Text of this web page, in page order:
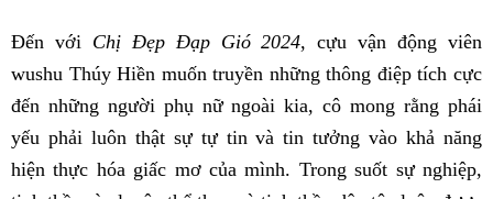
Đến với Chị Đẹp Đạp Gió 2024, cựu vận động viên
wushu Thúy Hiền muốn truyền những thông điệp tích cực
đến những người phụ nữ ngoài kia, cô mong rằng phái
yếu phải luôn thật sự tự tin và tin tưởng vào khả năng
hiện thực hóa giấc mơ của mình. Trong suốt sự nghiệp,